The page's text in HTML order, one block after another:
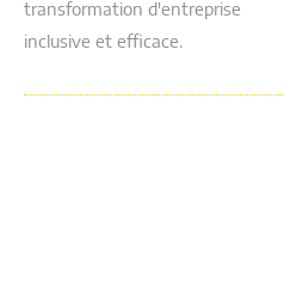
transformation d'entreprise
inclusive et efficace.